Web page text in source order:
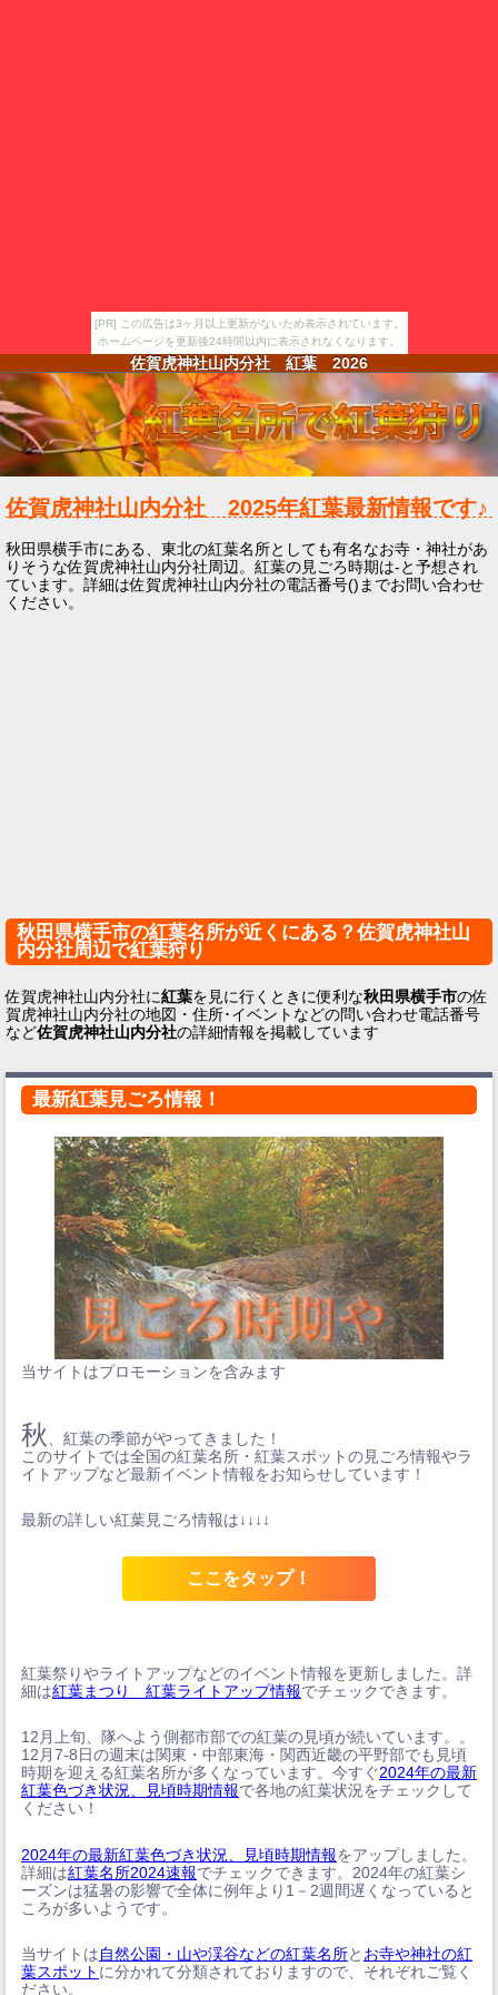
[PR] この広告は3ヶ月以上更新がないため表示されています。
ホームページを更新後24時間以内に表示されなくなります。
佐賀虎神社山内分社 紅葉 2026
佐賀虎神社山内分社 2025年紅葉最新情報です♪
秋田県横手市にある、東北の紅葉名所としても有名なお寺・神社があ
りそうな佐賀虎神社山内分社周辺。紅葉の見ごろ時期は-と予想され
ています。詳細は佐賀虎神社山内分社の電話番号()までお問い合わせ
ください。
秋田県横手市の紅葉名所が近くにある？佐賀虎神社山
内分社周辺で紅葉狩り
佐賀虎神社山内分社に紅葉を見に行くときに便利な秋田県横手市の佐
賀虎神社山内分社の地図・住所･イベントなどの問い合わせ電話番号
など佐賀虎神社山内分社の詳細情報を掲載しています
最新紅葉見ごろ情報！
当サイトはプロモーションを含みます
秋
、紅葉の季節がやってきました！
このサイトでは全国の紅葉名所・紅葉スポットの見ごろ情報やラ
イトアップなど最新イベント情報をお知らせしています！
最新の詳しい紅葉見ごろ情報は↓↓↓↓
ここをタップ！
紅葉祭りやライトアップなどのイベント情報を更新しました。詳
細は紅葉まつり 紅葉ライトアップ情報でチェックできます。
12月上旬、隊へよう側都市部での紅葉の見頃が続いています。。
12月7-8日の週末は関東・中部東海・関西近畿の平野部でも見頃
時期を迎える紅葉名所が多くなっています。今すぐ2024年の最新
紅葉色づき状況、見頃時期情報で各地の紅葉状況をチェックして
ください！
2024年の最新紅葉色づき状況、見頃時期情報をアップしました。
詳細は紅葉名所2024速報でチェックできます。2024年の紅葉シ
ーズンは猛暑の影響で全体に例年より1－2週間遅くなっていると
ころが多いようです。
当サイトは自然公園・山や渓谷などの紅葉名所と お寺や神社の紅
葉スポット に分かれて分類されておりますので、それぞれご覧く
ださい。